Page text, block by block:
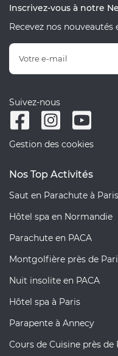
Inscrivez-vous à notre
Recevez nos nouveautés
Suivez-nous
Gestion des cookies
Nos Top Activités
Saut en Parachute à Paris
Hôtel spa en Normandie
Parachute en PACA
Montgolfière près de
Nuit insolite en PACA
Hôtel spa à Paris
Parapente à Annecy
Cours de Cuisine près de